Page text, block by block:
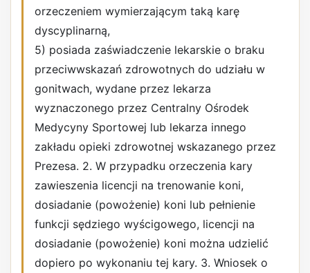
orzeczeniem wymierzającym taką karę
dyscyplinarną,
5) posiada zaświadczenie lekarskie o braku
przeciwwskazań zdrowotnych do udziału w
gonitwach, wydane przez lekarza
wyznaczonego przez Centralny Ośrodek
Medycyny Sportowej lub lekarza innego
zakładu opieki zdrowotnej wskazanego przez
Prezesa. 2. W przypadku orzeczenia kary
zawieszenia licencji na trenowanie koni,
dosiadanie (powożenie) koni lub pełnienie
funkcji sędziego wyścigowego, licencji na
dosiadanie (powożenie) koni można udzielić
dopiero po wykonaniu tej kary. 3. Wniosek o